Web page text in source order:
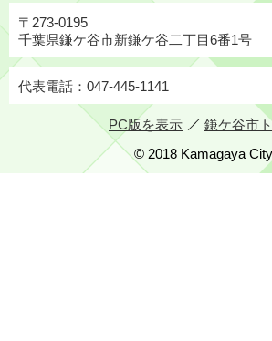
〒273-0195
千葉県鎌ケ谷市新鎌ケ谷二丁目6番1号
代表電話：047-445-1141
PC版を表示
鎌ケ谷市
© 2018 Kamagaya